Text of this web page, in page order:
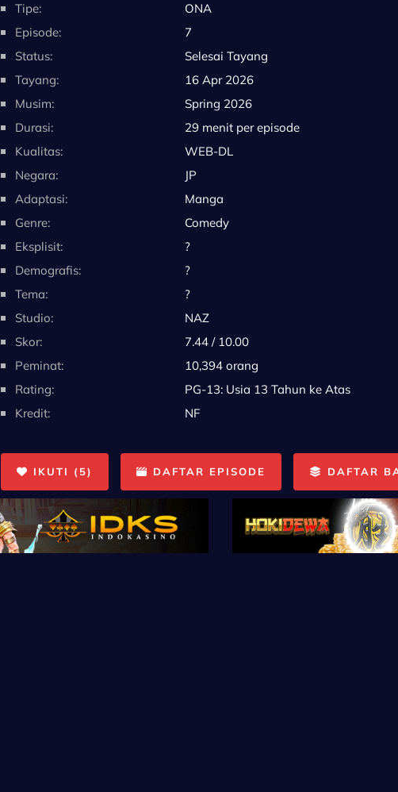
memilih untuk melakukan segala sesuatunya sesuai ritme
menyelesaikan kasus, mereka meluangkan waktu untuk
mereka, dan membantu menyelesaikan hal-hal yang
Suatu hari, mereka bertemu dengan roh yang terikat di
secepat mungkin, berusaha sekuat tenaga untuk melarikan
(Sumber: Netflix)
Catatan: Sinopsis diterjemahkan secara otomatis oleh
Tipe:
ONA
Episode:
7
Status:
Selesai Tayang
Tayang:
16 Apr 2026
Musim:
Spring 2026
Durasi:
29 menit per episode
Kualitas:
WEB-DL
Negara:
JP
Adaptasi:
Manga
Genre:
Comedy
Eksplisit:
?
Demografis:
?
Tema:
?
Studio:
NAZ
Skor:
7.44 / 10.00
Peminat:
10,394 orang
Rating:
PG-13: Usia 13 Tahun ke Atas
Kredit:
NF
IKUTI (5) DAFTAR EPISODE DAFTAR